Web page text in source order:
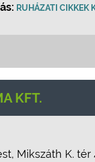
RUHÁZATI CIKKEK
KFT.
Mikszáth K. tér